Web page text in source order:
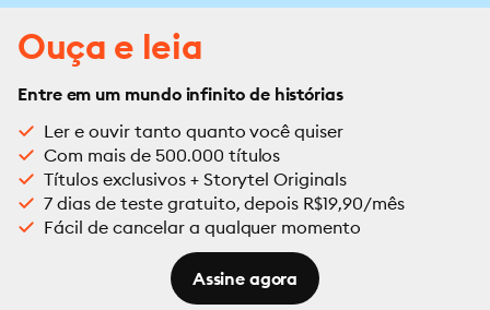
Ouça e leia
Entre em um mundo infinito de histórias
Ler e ouvir tanto quanto você quiser
Com mais de 500.000 títulos
Títulos exclusivos + Storytel Originals
7 dias de teste gratuito, depois R$19,90/mês
Fácil de cancelar a qualquer momento
Assine agora